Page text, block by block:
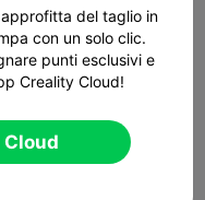
del taglio in
con un solo clic.
punti esclusivi e
Creality Cloud!